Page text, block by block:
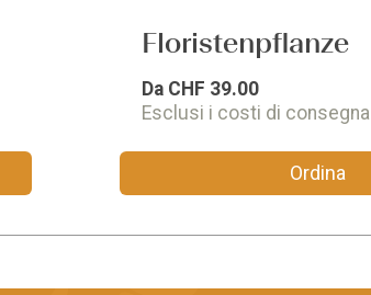
Floristenpflanze
Da CHF 39.00
Esclusi i costi di consegna
Ordina